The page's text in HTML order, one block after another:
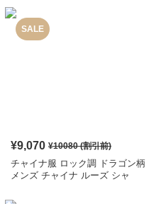
SALE
¥9,070 ¥10080(割引前)
チャイナ服 ロック調 ドラゴン柄
メンズ チャイナ ルーズ シャ